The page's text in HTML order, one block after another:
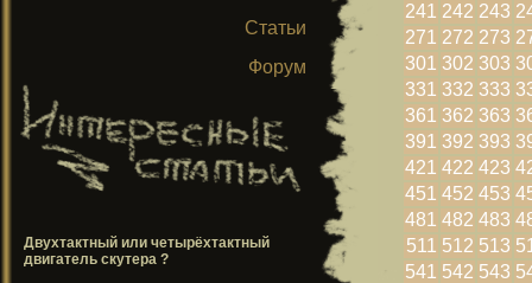
Статьи
Форум
Двухтактный или четырёхтактный
двигатель скутера ?
241 242 243
271 272 273
301 302 303
331 332 333
361 362 363
391 392 393
421 422 423
451 452 453
481 482 483
511 512 513
541 542 543